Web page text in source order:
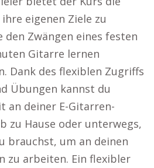
eigenen Ziele zu
Zwängen eines festen
Gitarre lernen
Dank des flexiblen Zugriffs
Übungen kannst du
an deiner E-Gitarren-
zu Hause oder unterwegs,
brauchst, um an deinen
zu arbeiten. Ein flexibler